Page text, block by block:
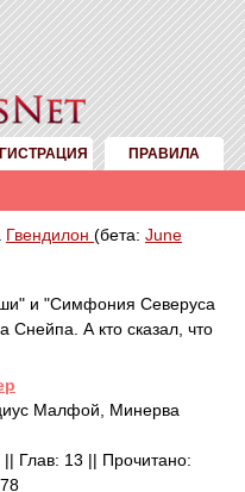
ПРАВИЛА
Гвендилон (бета: June
и "Симфония Северуса
А кто сказал, что
Малфой, Минерва
Глав: 13 || Прочитано: